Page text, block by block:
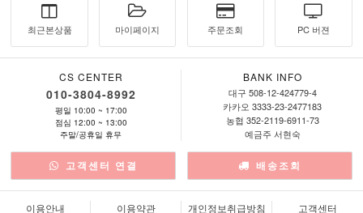
최근본상품 마이페이지 주문조회 PC 버젼
CS CENTER
010-3804-8992
평일 10:00 ~ 17:00
점심 12:00 ~ 13:00
주말/공휴일 휴무
BANK INFO
대구 508-12-424779-4
카카오 3333-23-2477183
농협 352-2119-6911-73
예금주 서현숙
고객센터 연결 배송조회
이용안내 이용약관 개인정보취급방침 고객센터